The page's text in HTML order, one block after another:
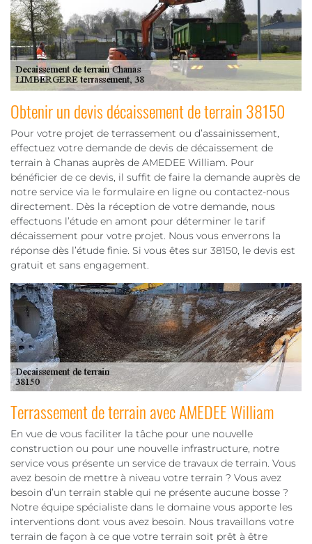
Obtenir un devis décaissement de terrain 38150
Pour votre projet de terrassement ou d’assainissement,
effectuez votre demande de devis de décaissement de
terrain à Chanas auprès de AMEDEE William. Pour
bénéficier de ce devis, il suffit de faire la demande auprès de
notre service via le formulaire en ligne ou contactez-nous
directement. Dès la réception de votre demande, nous
effectuons l’étude en amont pour déterminer le tarif
décaissement pour votre projet. Nous vous enverrons la
réponse dès l’étude finie. Si vous êtes sur 38150, le devis est
gratuit et sans engagement.
Terrassement de terrain avec AMEDEE William
En vue de vous faciliter la tâche pour une nouvelle
construction ou pour une nouvelle infrastructure, notre
service vous présente un service de travaux de terrain. Vous
avez besoin de mettre à niveau votre terrain ? Vous avez
besoin d’un terrain stable qui ne présente aucune bosse ?
Notre équipe spécialiste dans le domaine vous apporte les
interventions dont vous avez besoin. Nous travaillons votre
terrain de façon à ce que votre terrain soit prêt à être